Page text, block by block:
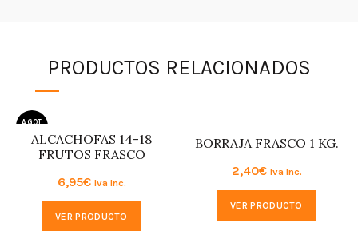
PRODUCTOS RELACIONADOS
AGOT
ALCACHOFAS 14-18
FRUTOS FRASCO
6,95€ Iva Inc.
VER PRODUCTO
BORRAJA FRASCO 1 KG.
2,40€ Iva Inc.
VER PRODUCTO